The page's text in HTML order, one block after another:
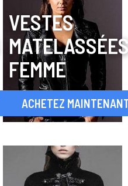
VESTES
FEMME
ACHETEZ